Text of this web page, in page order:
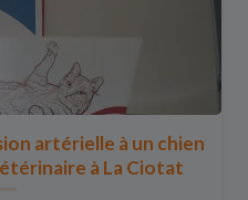
artérielle à un chien
à La Ciotat